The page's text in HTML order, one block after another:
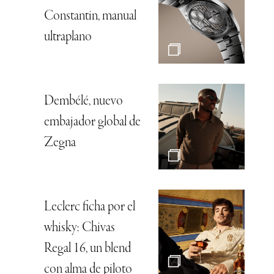
Constantin, manual
ultraplano
Dembélé, nuevo
embajador global de
Zegna
Leclerc ficha por el
whisky: Chivas
Regal 16, un blend
con alma de piloto